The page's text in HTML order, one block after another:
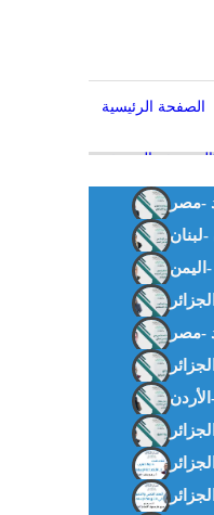
الصفحة الرئيسية
المصحف الشريف